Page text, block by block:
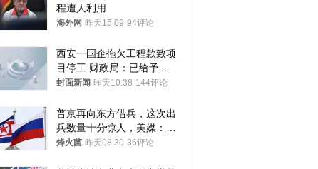
程遭人利用
海外网 昨天15:09 94评论
西安一国企拖欠工程款致项
目停工 财政局：已给予处
分，正督促整改
封面新闻 昨天10:38 144评论
普京再向东方借兵，这次出
兵数量十分惊人，美媒：俄
朝要动真格？
烽火菌 昨天08:30 36评论